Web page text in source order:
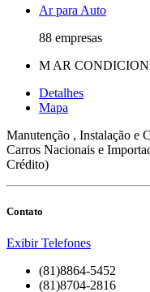
Ar para Auto
88 empresas
M AR
Detalhes
Mapa
Manutenção , Instalação e
Carros Nacionais e
Crédito)
Contato
Exibir Telefones
(81)8864-5452
(81)8704-2816